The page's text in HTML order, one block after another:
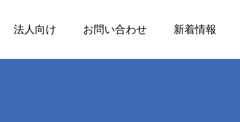
法人向け お問い合わせ 新着情報